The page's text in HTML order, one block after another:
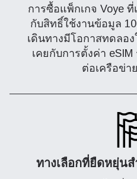
การซื้อแพ็กเกจ Voye
กับสิทธิ์ใช้งานข้อมูล
เดินทางมีโอกาสทดลอ
เคยกับการตั้งค่า
ต่อเครือข่า
ทางเลือกที่ยืดหยุ่น